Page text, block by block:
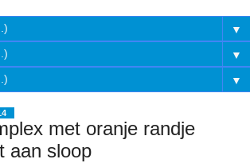
▼
▼
▼
met oranje randje
aan sloop